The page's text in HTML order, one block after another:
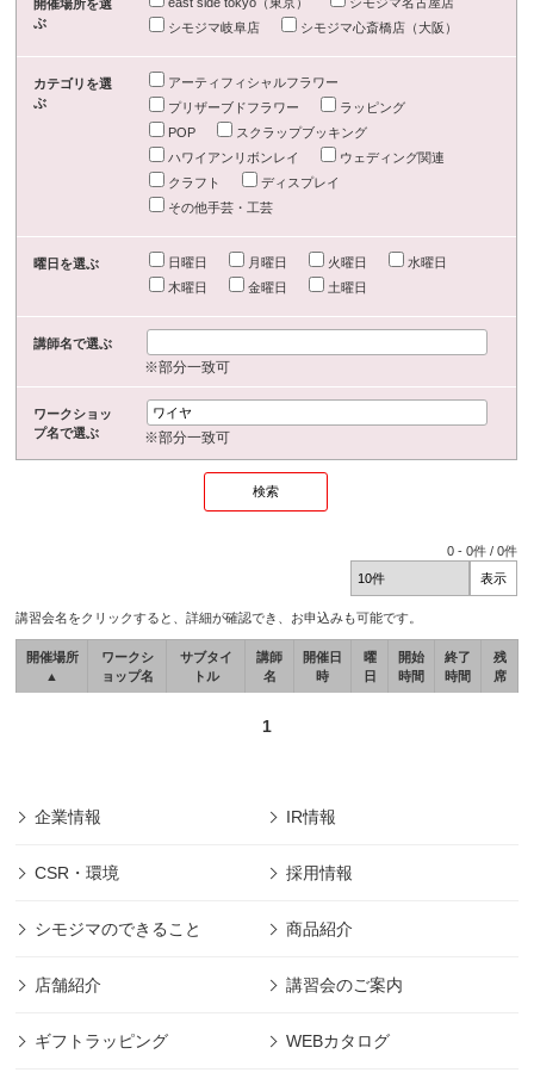
開催場所を選
ぶ
シモジマ岐阜店
シモジマ心斎橋店（大阪）
カテゴリを選
ぶ
アーティフィシャルフラワー
プリザーブドフラワー
ラッピング
POP
スクラップブッキング
ハワイアンリボンレイ
ウェディング関連
クラフト
ディスプレイ
その他手芸・工芸
曜日を選ぶ 日曜日 月曜日 火曜日
水曜日
木曜日
金曜日 土曜日
講師名で選ぶ
※部分一致可
ワークショッ
プ名で選ぶ
※部分一致可
0 -0件 /0件
講習会名をクリックすると、詳細が確認でき、お申込みも可能です。
開催場所
▲
ワークシ
ョップ名
サブタイ
トル
講師
名
開催日
時
曜
日
開始
時間
終了
時間
残
席
1
企業情報 IR情報
CSR・環境 採用情報
シモジマのできること 商品紹介
店舗紹介 講習会のご案内
ギフトラッピング WEBカタログ